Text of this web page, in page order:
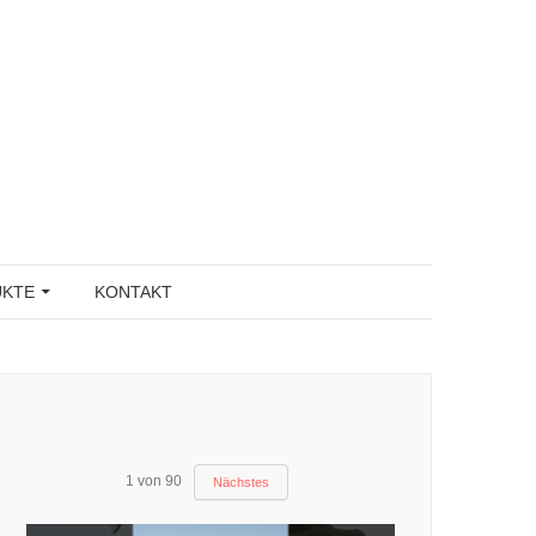
KONTAKT
1 von 90 Nächstes